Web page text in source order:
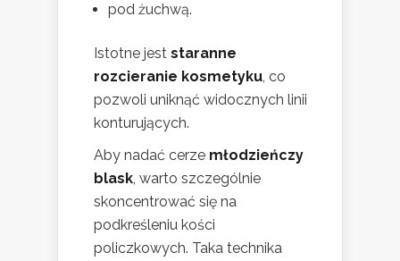
pod żuchwą.
Istotne jest staranne
rozcieranie kosmetyku, co
pozwoli uniknąć widocznych linii
konturujących.
Aby nadać cerze młodzieńczy
blask, warto szczególnie
skoncentrować się na
podkreśleniu kości
policzkowych. Taka technika